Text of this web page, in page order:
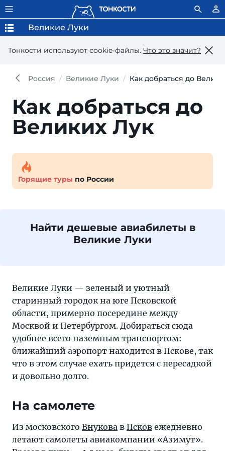
Тонкости используют сookie-файлы. Что это значит?
Великие Луки
Россия Великие Луки Как добраться до
Как добраться до
Великих Лук
Горящие туры по России
Найти дешевые авиабилеты в
Великие Луки
Великие Луки — зеленый и уютный
старинный городок на юге Псковской
области, примерно посередине между
Москвой и Петербургом. Добираться сюда
удобнее всего наземным транспортом:
ближайший аэропорт находится в Пскове, так
что в этом случае ехать придется с пересадкой
и довольно долго.
На самолете
Из московского Внукова в Псков ежедневно
летают самолеты авиакомпании «Азимут».